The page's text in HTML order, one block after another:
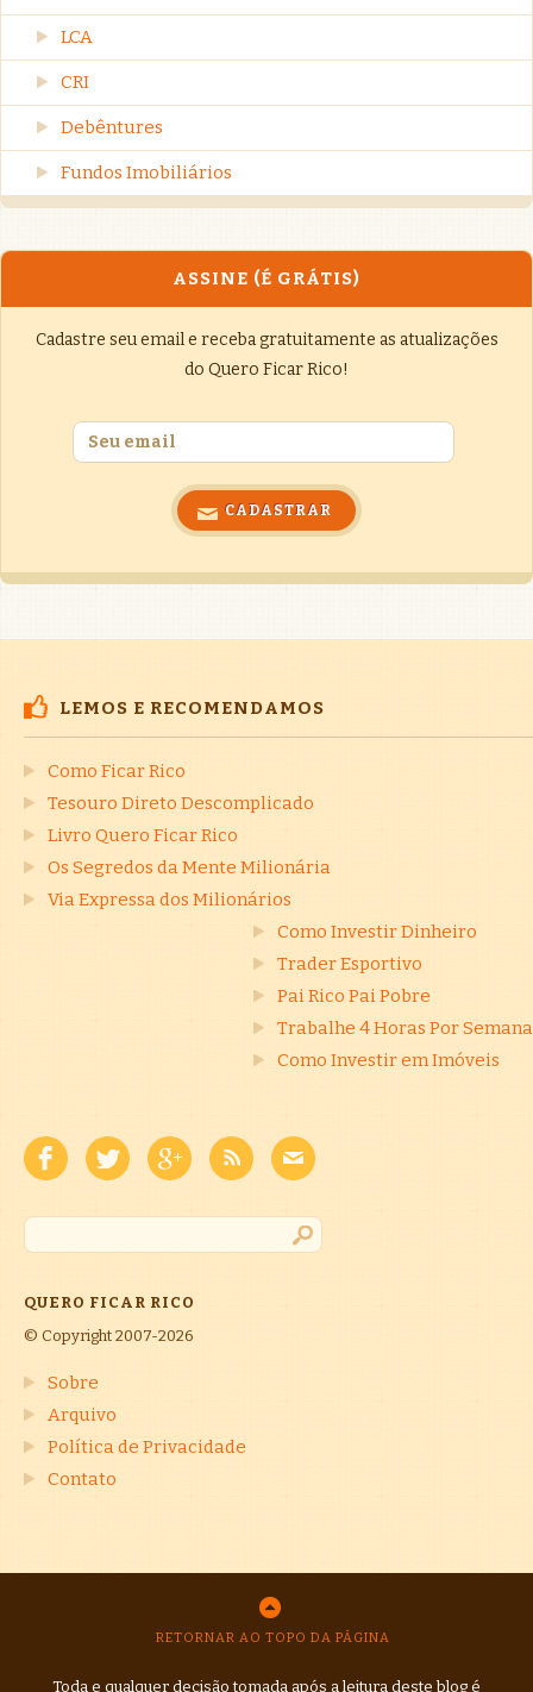
LCA
CRI
Debêntures
Fundos Imobiliários
ASSINE (É GRÁTIS)
Cadastre seu email e receba gratuitamente as atualizações
do Quero Ficar Rico!
LEMOS E RECOMENDAMOS
Como Ficar Rico
Tesouro Direto Descomplicado
Livro Quero Ficar Rico
Os Segredos da Mente Milionária
Via Expressa dos Milionários
Como Investir Dinheiro
Trader Esportivo
Pai Rico Pai Pobre
Trabalhe 4 Horas Por Semana
Como Investir em Imóveis
QUERO FICAR RICO
© Copyright 2007-2026
Sobre
Arquivo
Política de Privacidade
Contato
RETORNAR AO TOPO DA PÁGINA
Toda e qualquer decisão tomada após a leitura deste blog é